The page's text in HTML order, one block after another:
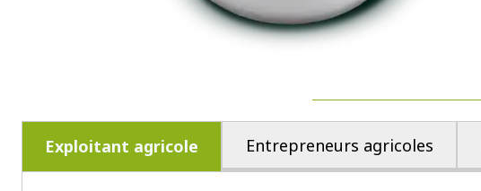
Exploitant agricole Entrepreneurs agricoles